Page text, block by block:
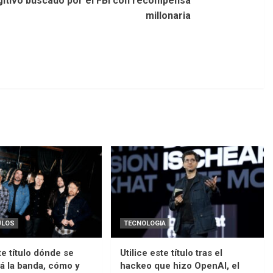
millonaria
título dónde se
la banda, cómo y
TECNOLOGIA
Utilice este título tras el
hackeo que hizo OpenAI, el